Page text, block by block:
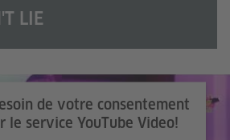
LIE
de votre consentement
le service YouTube Video!